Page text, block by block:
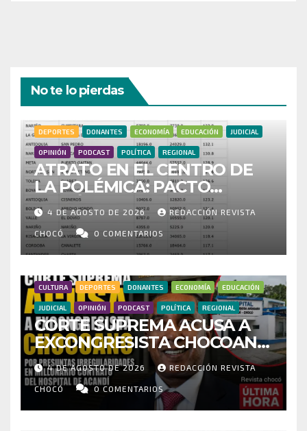
No te lo pierdas
DEPORTES DONANTES ECONOMÍA EDUCACIÓN JUDICIAL
OPINIÓN PODCAST POLÍTICA REGIONAL
ATRATO EN EL CENTRO DE
LA POLÉMICA: PACTO
HISTÓRICO CUESTIONA
CENSO ELECTORAL Y PIDE
INVESTIGAR PRESUNTO
FRAUDE
4 DE AGOSTO DE 2026 REDACCIÓN REVISTA
CHOCÓ 0 COMENTARIOS
CULTURA DEPORTES DONANTES ECONOMÍA EDUCACIÓN
JUDICIAL OPINIÓN PODCAST POLÍTICA REGIONAL
CORTE SUPREMA ACUSA A
EXCONGRESISTA CHOCOANO
POR PRESUNTAS
IRREGULARIDADES EN
MILLONARIO CONTRATO DEL
HOSPITAL DE ACANDÍ
4 DE AGOSTO DE 2026 REDACCIÓN REVISTA
CHOCÓ 0 COMENTARIOS